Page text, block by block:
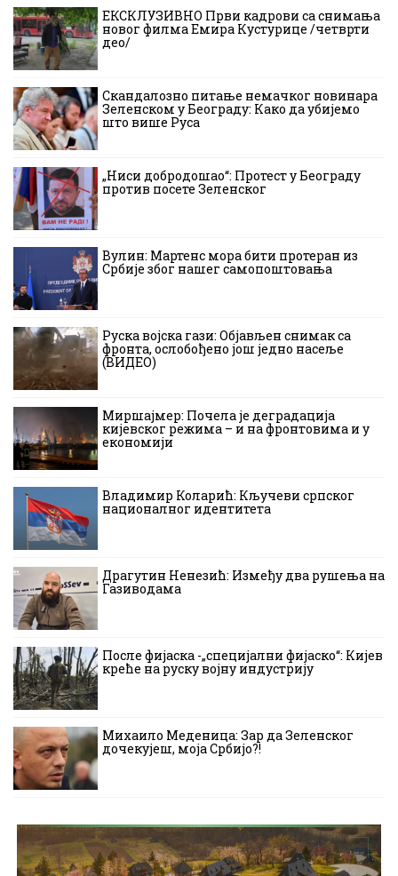
ЕКСКЛУЗИВНО Први кадрови са снимања
новог филма Емира Кустурице /четврти
део/
Скандалозно питање немачког новинара
Зеленском у Београду: Како да убијемо
што више Руса
„Ниси добродошао“: Протест у Београду
против посете Зеленског
Вулин: Мартенс мора бити протеран из
Србије због нашег самопоштовања
Руска војска гази: Објављен снимак са
фронта, ослобођено још једно насеље
(ВИДЕО)
Миршајмер: Почела је деградација
кијевског режима – и на фронтовима и у
економији
Владимир Коларић: Кључеви српског
националног идентитета
Драгутин Ненезић: Између два рушења на
Газиводама
После фијаска -„специјални фијаско“: Кијев
креће на руску војну индустрију
Михаило Меденица: Зар да Зеленског
дочекујеш, моја Србијо?!